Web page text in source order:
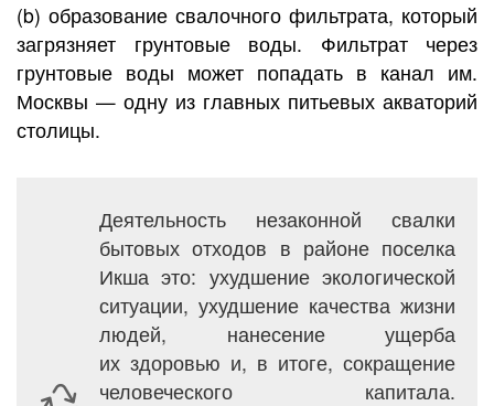
(b) образование свалочного фильтрата, который
загрязняет грунтовые воды. Фильтрат через
грунтовые воды может попадать в канал им.
Москвы — одну из главных питьевых акваторий
столицы.
Деятельность незаконной свалки
бытовых отходов в районе поселка
Икша это: ухудшение экологической
ситуации, ухудшение качества жизни
людей, нанесение ущерба
их здоровью и, в итоге, сокращение
человеческого капитала.